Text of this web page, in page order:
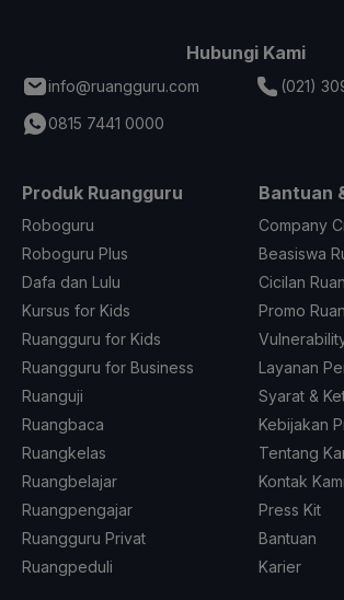
Hubungi Kami
info@ruangguru.com
(021)
0815 7441 0000
Produk Ruangguru
Roboguru
Roboguru Plus
Dafa dan Lulu
Kursus for Kids
Ruangguru for Kids
Ruangguru for Business
Ruanguji
Ruangbaca
Ruangkelas
Ruangbelajar
Ruangpengajar
Ruangguru Privat
Ruangpeduli
Bantuan
Company
Beasiswa
Cicilan
Promo
Layanan
Syarat &
Kebijakan
Tentang
Kontak Kami
Press Kit
Bantuan
Karier